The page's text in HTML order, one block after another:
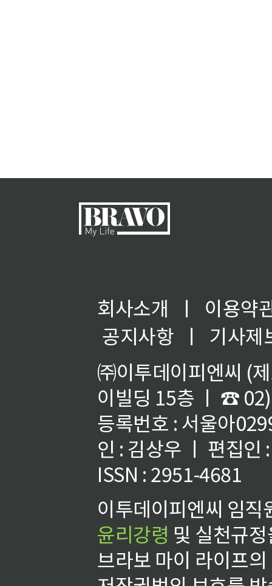
회사소개 ㅣ
이용약
공지사항
ㅣ
기사제
㈜이투데이피엔씨 (
이빌딩 15층 ㅣ ☎
등록번호 : 서울아
인 : 김상우 ㅣ 편집인
ISSN : 2951-4681
이투데이피엔씨 임
윤리강령 및 실천규
브라보 마이 라이프